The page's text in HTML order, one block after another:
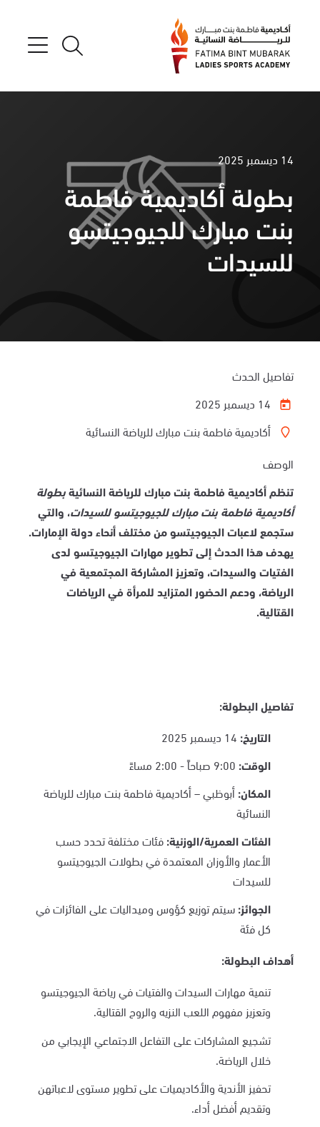
14 ديسمبر 2025
بطولة أكاديمية فاطمة
بنت مبارك للجيوجيتسو
للسيدات
تفاصيل الحدث
14 ديسمبر 2025
أكاديمية فاطمة بنت مبارك للرياضة النسائية
الوصف
تنظم أكاديمية فاطمة بنت مبارك للرياضة النسائيةبطولة
أكاديمية فاطمة بنت مبارك للجيوجيتسو للسيدات، والتي
ستجمع لاعبات الجيوجيتسو من مختلف أنحاء دولة الإمارات.
يهدف هذا الحدث إلى تطوير مهارات الجيوجيتسو لدى
الفتيات والسيدات، وتعزيز المشاركة المجتمعية في
الرياضة، ودعم الحضور المتزايد للمرأة في الرياضات
القتالية.
تفاصيل البطولة:
التاريخ:
الوقت:
المكان:أبوظبي – أكاديمية فاطمة بنت مبارك للرياضة
النسائية
الفئات العمرية/الوزنية:فئات مختلفة تحدد حسب
الأعمار والأوزان المعتمدة في بطولات الجيوجيتسو
للسيدات
الجوائز:سيتم توزيع كؤوس وميداليات على الفائزات في
كل فئة
أهداف البطولة:
تنمية مهارات السيدات والفتيات في رياضة الجيوجيتسو
وتعزيز مفهوم اللعب النزيه والروح القتالية.
تشجيع المشاركات على التفاعل الاجتماعي الإيجابي من
خلال الرياضة.
تحفيز الأندية والأكاديميات على تطوير مستوى لاعباتهن
وتقديم أفضل أداء.